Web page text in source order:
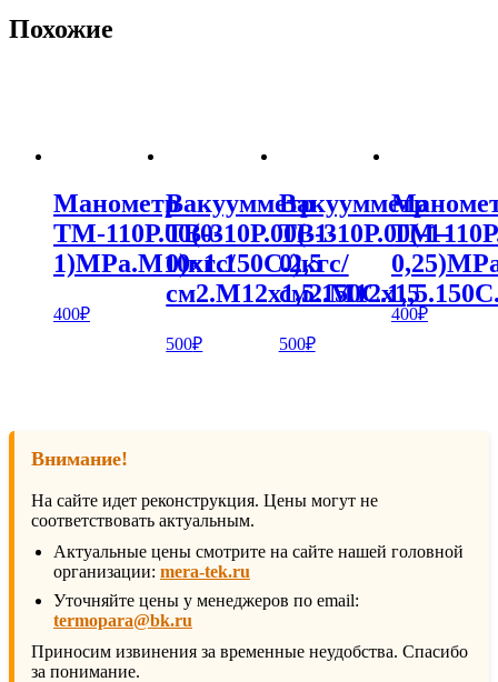
Похожие
Манометр
ТМ-110Р.00(0-
1)MPa.М10х1.150С.2,5
400₽
Вакуумметр
ТВ-310Р.00(-1-
0)кгс/
см2.M12х1,5.150С.1,5
500₽
Вакуумметр
ТВ-310Р.00(-1-
0)кгс/
500₽
ТМ-
400₽
Внимание!
На сайте идет реконструкция. Цены могут не
соответствовать актуальным.
Актуальные цены смотрите на сайте нашей головной
организации: mera-tek.ru
Уточняйте цены у менеджеров по email:
termopara@bk.ru
Приносим извинения за временные неудобства. Спасибо
за понимание.